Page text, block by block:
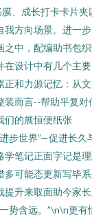
、成长打卡卡片夹
我方向场景。进一
之中，配编助书包
在设计中有几个主
正和力源记忆：从
装而言--帮助平复对
们的展恒便纸张
步世界”—促进长久
学笔记正面字记是
多可能态更新写毕
提升来取面助今家
势含远。”\n\n更有